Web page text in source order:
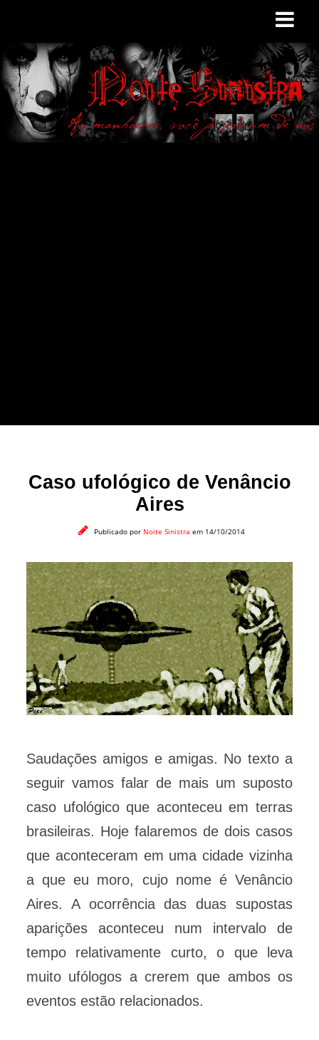
Caso ufológico de Venâncio
Aires
Publicado por Noite Sinistra em 14/10/2014
Saudações amigos e amigas. No texto a
seguir vamos falar de mais um suposto
caso ufológico que aconteceu em terras
brasileiras. Hoje falaremos de dois casos
que aconteceram em uma cidade vizinha
a que eu moro, cujo nome é Venâncio
Aires. A ocorrência das duas supostas
aparições aconteceu num intervalo de
tempo relativamente curto, o que leva
muito ufólogos a crerem que ambos os
eventos estão relacionados.